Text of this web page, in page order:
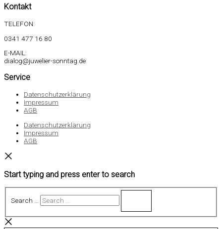
Kontakt
TELEFON:
0341 477 16 80
E-MAIL:
dialog@juwelier-sonntag.de
Service
Datenschutzerklärung
Impressum
AGB
Datenschutzerklärung
Impressum
AGB
Start typing and press enter to search
Search …